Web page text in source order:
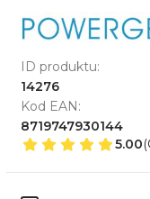
ID produktu:
14276
Kod EAN:
8719747930144
5.00